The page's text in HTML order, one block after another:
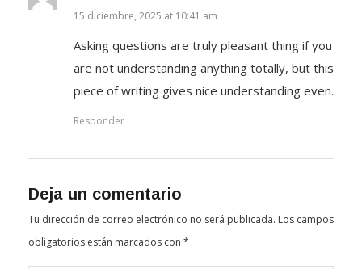
15 diciembre, 2025 at 10:41 am
Asking questions are truly pleasant thing if you
are not understanding anything totally, but this
piece of writing gives nice understanding even.
Responder
Deja un comentario
Tu dirección de correo electrónico no será publicada. Los campos
obligatorios están marcados con *